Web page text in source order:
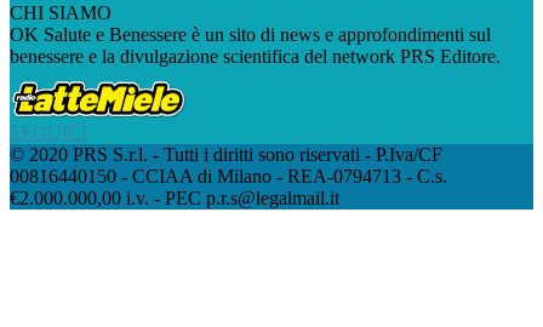
CHI SIAMO
OK Salute e Benessere è un sito di news e approfondimenti sul
benessere e la divulgazione scientifica del network PRS Editore.
SEGUICI
© 2020 PRS S.r.l. - Tutti i diritti sono riservati - P.Iva/CF
00816440150 - CCIAA di Milano - REA-0794713 - C.s.
€2.000.000,00 i.v. - PEC p.r.s@legalmail.it